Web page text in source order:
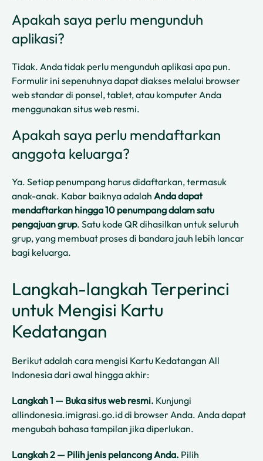
Apakah saya perlu mengunduh
aplikasi?
Tidak. Anda tidak perlu mengunduh aplikasi apa pun.
Formulir ini sepenuhnya dapat diakses melalui browser
web standar di ponsel, tablet, atau komputer Anda
menggunakan situs web resmi.
Apakah saya perlu mendaftarkan
anggota keluarga?
Ya. Setiap penumpang harus didaftarkan, termasuk
anak-anak. Kabar baiknya adalah Anda dapat
mendaftarkan hingga 10 penumpang dalam satu
pengajuan grup. Satu kode QR dihasilkan untuk seluruh
grup, yang membuat proses di bandara jauh lebih lancar
bagi keluarga.
Langkah-langkah Terperinci
untuk Mengisi Kartu
Kedatangan
Berikut adalah cara mengisi Kartu Kedatangan All
Indonesia dari awal hingga akhir:
Langkah 1 — Buka situs web resmi. Kunjungi
allindonesia.imigrasi.go.id di browser Anda. Anda dapat
mengubah bahasa tampilan jika diperlukan.
Langkah 2 — Pilih jenis pelancong Anda. Pilih